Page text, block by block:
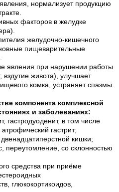
нормализует продукцию
факторов в желудке
желудочно-кишечного
пищеварительные
явления при нарушении работы
живота), улучшает
комка, устраняет спазмы.
компонента комплексной
и заболеваниях:
гастродуоденит, в том числе
гастрит;
кишки;
переутомление, со склонностью
средства при приёме
глюкокортикоидов,